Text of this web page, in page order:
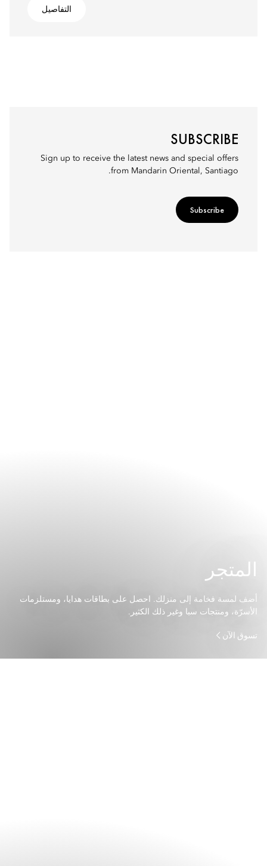
التفاصيل
SUBSCRIBE
Sign up to receive the latest news and special offers
from Mandarin Oriental, Santiago.
Subscribe
المتجر
أضف لمسة فخامة إلى منزلك. احصل على بطاقات هدايا، ومستلزمات
الأسرّة، ومنتجات سبا وغير ذلك الكثير.
تسوق الآن